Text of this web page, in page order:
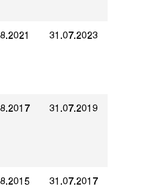
31.07.2023
31.07.2019
31.07.2017